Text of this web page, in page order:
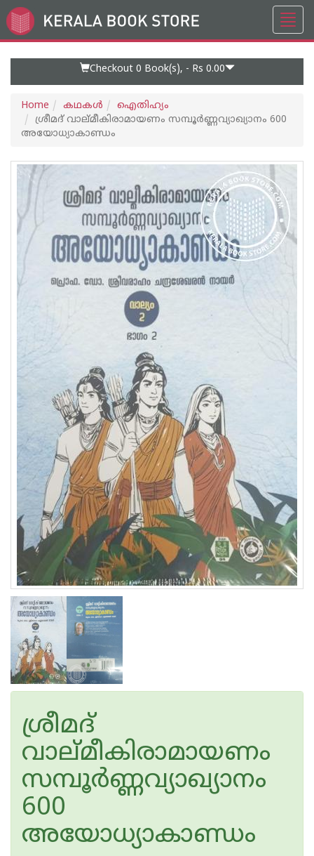
Go
to
Checkout 0 Book(s), - Rs 0.00
Home കഥകള്‍
ഐതിഹ്യം
ശ്രീമദ് വാല്മീകിരാമായണം സമ്പൂർണ്ണവ്യാഖ്യാനം 600
അയോധ്യാകാണ്ഡം
ശ്രീമദ്
വാല്മീകിരാമായണം
സമ്പൂർണ്ണവ്യാഖ്യാനം
600
അയോധ്യാകാണ്ഡം